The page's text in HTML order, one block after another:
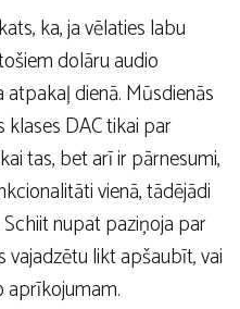
ka, ja vēlaties labu
dolāru audio
dienā. Mūsdienās
DAC tikai par
tas, bet arī ir pārnesumi,
vienā, tādējādi
nupat paziņoja par
vajadzētu likt apšaubīt, vai